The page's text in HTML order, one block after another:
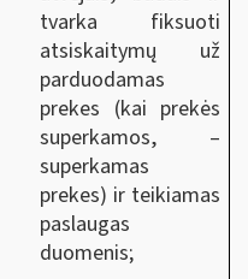
tvarka fiksuoti
atsiskaitymų už
parduodamas
prekes (kai prekės
superkamos, –
superkamas
prekes) ir teikiamas
paslaugas
duomenis;